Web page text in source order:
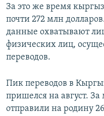
За это же время
почти 272 млн
данные охватывают
физических лиц,
переводов.
Пик переводов в
пришелся на август.
отправили на родину